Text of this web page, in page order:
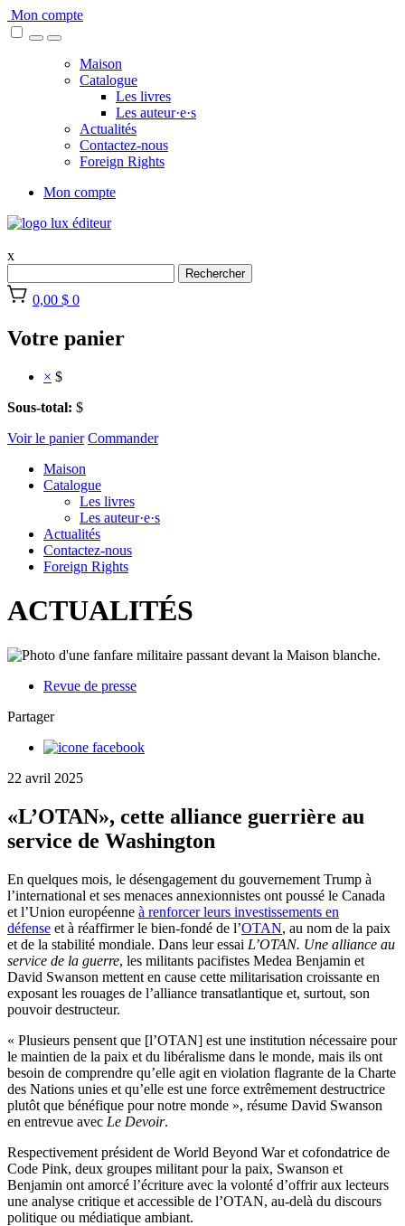
Skip
to
Mon compte
Maison
Catalogue
Les livres
Les auteur·e·s
Actualités
Contactez-nous
Foreign Rights
Mon compte
x
Rechercher
0,00 $ 0
Votre panier
× $
Sous-total: $
Voir le panier Commander
Maison
Catalogue
Les livres
Les auteur·e·s
Actualités
Contactez-nous
Foreign Rights
ACTUALITÉS
Revue de presse
Partager
22 avril 2025
«L’OTAN», cette alliance guerrière au
service de Washington
En quelques mois, le désengagement du gouvernement Trump à
l’international et ses menaces annexionnistes ont poussé le Canada
et l’Union européenne à renforcer leurs investissements en
défense et à réaffirmer le bien-fondé de l’OTAN, au nom de la paix
et de la stabilité mondiale. Dans leur essai L’OTAN. Une alliance au
service de la guerre, les militants pacifistes Medea Benjamin et
David Swanson mettent en cause cette militarisation croissante en
exposant les rouages de l’alliance transatlantique et, surtout, son
pouvoir destructeur.
« Plusieurs pensent que [l’OTAN] est une institution nécessaire pour
le maintien de la paix et du libéralisme dans le monde, mais ils ont
besoin de comprendre qu’elle agit en violation flagrante de la Charte
des Nations unies et qu’elle est une force extrêmement destructrice
plutôt que bénéfique pour notre monde », résume David Swanson
en entrevue avec Le Devoir.
Respectivement président de World Beyond War et cofondatrice de
Code Pink, deux groupes militant pour la paix, Swanson et
Benjamin ont amorcé l’écriture avec la volonté d’offrir aux lecteurs
une analyse critique et accessible de l’OTAN, au-delà du discours
politique ou médiatique ambiant.